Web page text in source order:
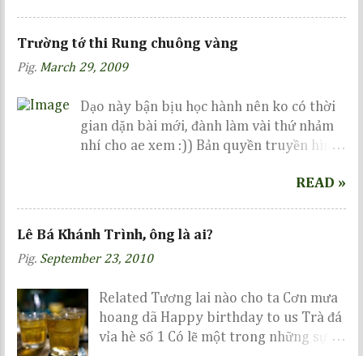
Trường tớ thi Rung chuông vàng
Pig. March 29, 2009
Dạo này bận bịu học hành nên ko có thời
gian dặn bài mới, đành làm vài thứ nhảm
nhí cho ae xem :)) Bản quyền truyền hình
bản quyền ảnh thôi, còn diễn biến cuộc
READ »
Lê Bá Khánh Trình, ông là ai?
Pig. September 23, 2010
Related Tương lai nào cho ta Cơn mưa
hoang dã Happy birthday to us Trà đá
vỉa hè số 1 Có lẽ một trong những sự